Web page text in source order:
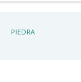
PIEDRA